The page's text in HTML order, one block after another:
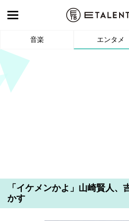
音楽 エンタメ
「イケメンかよ」山崎賢人、
かす